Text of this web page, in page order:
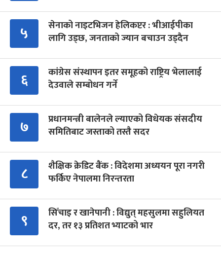
५
सेनाको नाइटभिजन हेलिकप्टर : भीआईपीका
लागि उड्छ, जनताको ज्यान बचाउन उड्दैन
६
कांग्रेस संस्थापन इतर समूहको राष्ट्रिय भेलालाई
देउवाले सम्बोधन गर्ने
७
प्रधानमन्त्री बालेनले ल्याएको विधेयक संसदीय
समितिबाट जस्ताको तस्तै सदर
८
शैक्षिक क्रेडिट बैंक : विदेशमा अध्ययन पूरा नगरी
फर्किए नेपालमा निरन्तरता
९
सिँचाइ र खानेपानी : विद्युत् महसुलमा सहुलियत
दर, तर १३ प्रतिशत भ्याटको भार